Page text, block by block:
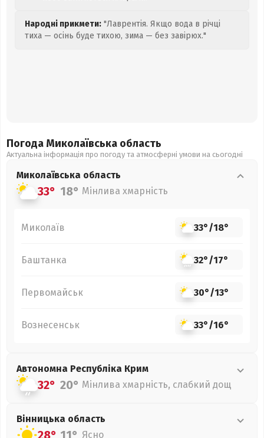
Народні прикмети: "Лаврентія. Якщо вода в річці
тиха — осінь буде тихою, зима — без завірюх."
Погода Миколаївська область
Актуальна інформація про погоду та атмосферні умови на сьогодні
Миколаївська область
33° 18° Мінлива хмарність
Миколаїв 33°/18°
Баштанка 32°/17°
Первомайськ 30°/13°
Вознесенськ 33°/16°
Автономна Республіка Крим
32° 20° Мінлива хмарність, слабкий дощ
Вінницька область
28° 11° Ясно